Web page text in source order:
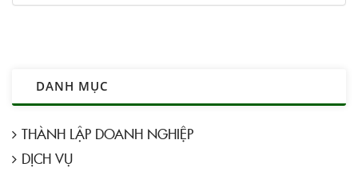
DANH MỤC
THÀNH LẬP DOANH NGHIỆP
DỊCH VỤ